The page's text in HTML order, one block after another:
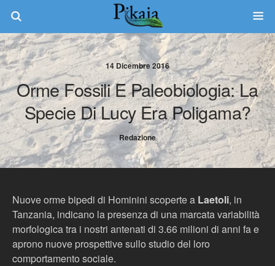
14 Dicembre 2016
Orme Fossili E Paleobiologia: La
Specie Di Lucy Era Poligama?
Redazione
Nuove orme bipedi di Hominini scoperte a Laetoli, in
Tanzania, indicano la presenza di una marcata variabilità
morfologica tra i nostri antenati di 3.66 milioni di anni fa e
aprono nuove prospettive sullo studio del loro
comportamento sociale.